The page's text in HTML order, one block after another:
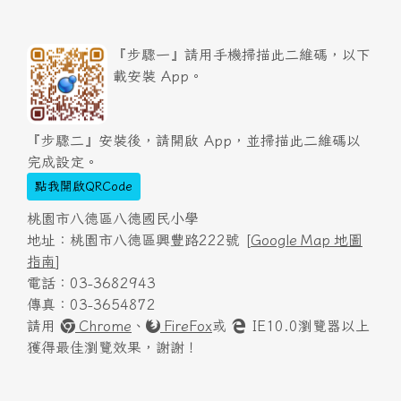
『步驟一』請用手機掃描此二維碼，以下
載安裝 App。
『步驟二』安裝後，請開啟 App，並掃描此二維碼以
完成設定。
點我開啟QRCode
桃園市八德區八德國民小學
地址：桃園市八德區興豐路222號 [Google Map 地圖
指南]
電話：03-3682943
傳真：03-3654872
請用
Chrome 、 FireFox或
IE10.0瀏覽器以上
獲得最佳瀏覽效果，謝謝！